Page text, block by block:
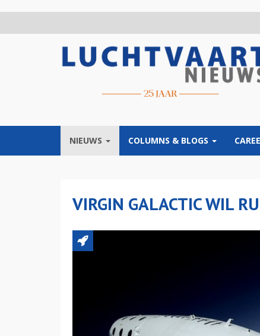
NIEUWS COLUMNS & BLOGS
VIRGIN GALACTIC WIL